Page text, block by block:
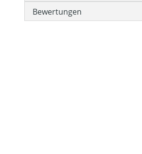
Bewertungen